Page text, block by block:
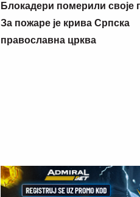
Блокадери померили своје
За пожаре је крива Српска
православна црква